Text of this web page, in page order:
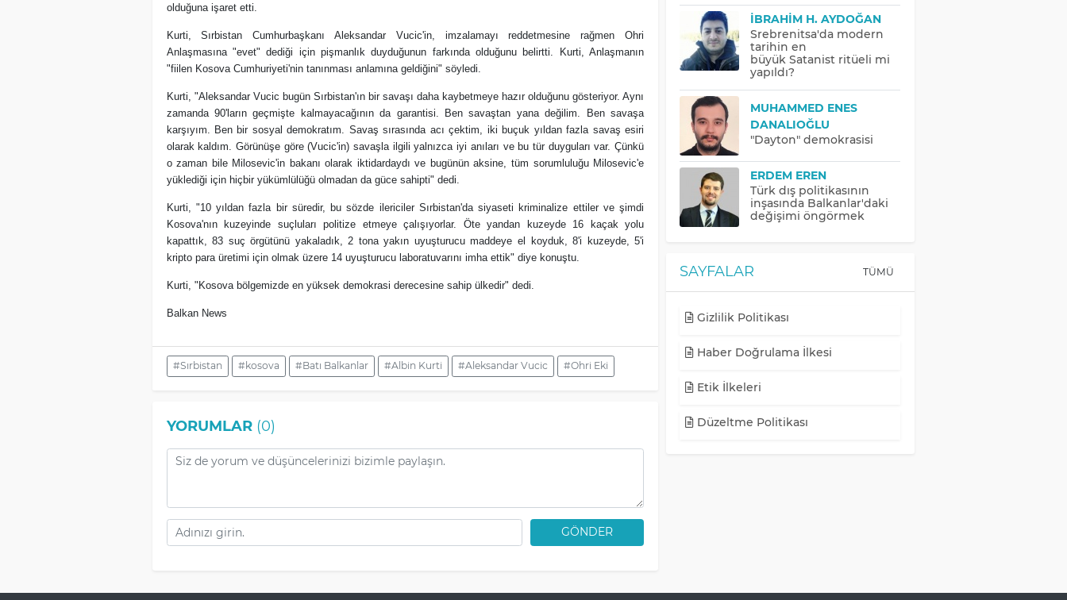
olduğuna işaret etti.
Kurti, Sırbistan Cumhurbaşkanı Aleksandar Vucic'in, imzalamayı reddetmesine rağmen Ohri
Anlaşmasına "evet" dediği için pişmanlık duyduğunun farkında olduğunu belirtti. Kurti, Anlaşmanın
"fiilen Kosova Cumhuriyeti'nin tanınması anlamına geldiğini" söyledi.
Kurti, "Aleksandar Vucic bugün Sırbistan'ın bir savaşı daha kaybetmeye hazır olduğunu gösteriyor. Aynı
zamanda 90'ların geçmişte kalmayacağının da garantisi. Ben savaştan yana değilim. Ben savaşa
karşıyım. Ben bir sosyal demokratım. Savaş sırasında acı çektim, iki buçuk yıldan fazla savaş esiri
olarak kaldım. Görünüşe göre (Vucic'in) savaşla ilgili yalnızca iyi anıları ve bu tür duyguları var. Çünkü
o zaman bile Milosevic'in bakanı olarak iktidardaydı ve bugünün aksine, tüm sorumluluğu Milosevic'e
yüklediği için hiçbir yükümlülüğü olmadan da güce sahipti" dedi.
Kurti, "10 yıldan fazla bir süredir, bu sözde ilericiler Sırbistan'da siyaseti kriminalize ettiler ve şimdi
Kosova'nın kuzeyinde suçluları politize etmeye çalışıyorlar. Öte yandan kuzeyde 16 kaçak yolu
kapattık, 83 suç örgütünü yakaladık, 2 tona yakın uyuşturucu maddeye el koyduk, 8'i kuzeyde, 5'i
kripto para üretimi için olmak üzere 14 uyuşturucu laboratuvarını imha ettik" diye konuştu.
Kurti, "Kosova bölgemizde en yüksek demokrasi derecesine sahip ülkedir" dedi.
Balkan News
#Sırbistan #kosova #Batı Balkanlar #Albin Kurti #Aleksandar Vucic #Ohri Eki
YORUMLAR(0)
GÖNDER
İBRAHIM H. AYDOĞAN
Srebrenitsa'da modern
tarihin en
büyük Satanist ritüeli mi
yapıldı?
MUHAMMED ENES
DANALIOĞLU
"Dayton" demokrasisi
ERDEM EREN
Türk dış politikasının
inşasında Balkanlar'daki
değişimi öngörmek
SAYFALAR TÜMÜ
Gizlilik Politikası
Haber Doğrulama İlkesi
Etik İlkeleri
Düzeltme Politikası